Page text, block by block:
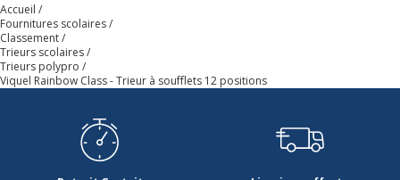
Accueil
Fournitures scolaires
Classement
Trieurs scolaires
Trieurs polypro
Viquel Rainbow Class - Trieur à soufflets 12 positions